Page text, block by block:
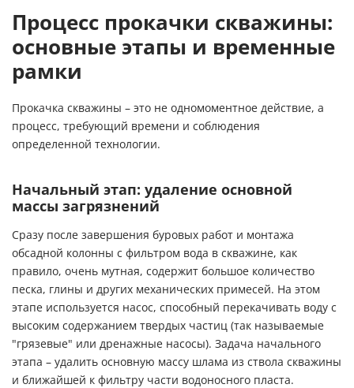
Процесс прокачки скважины:
основные этапы и временные
рамки
Прокачка скважины – это не одномоментное действие, а
процесс, требующий времени и соблюдения
определенной технологии.
Начальный этап: удаление основной
массы загрязнений
Сразу после завершения буровых работ и монтажа
обсадной колонны с фильтром вода в скважине, как
правило, очень мутная, содержит большое количество
песка, глины и других механических примесей. На этом
этапе используется насос, способный перекачивать воду с
высоким содержанием твердых частиц (так называемые
"грязевые" или дренажные насосы). Задача начального
этапа – удалить основную массу шлама из ствола скважины
и ближайшей к фильтру части водоносного пласта.